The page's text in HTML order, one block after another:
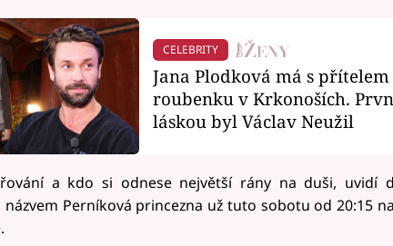
CELEBRITY
Jana Plodková má s přítelem
roubenku v Krkonoších.
láskou byl Václav Neužil
a kdo si odnese největší rány na duši, uvidí
Perníková princezna už tuto sobotu od 20:15